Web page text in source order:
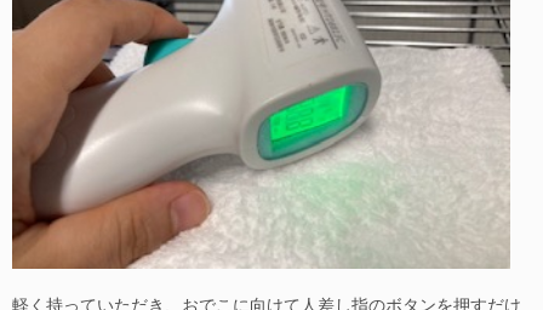
軽く持っていただき、おでこに向けて人差し指のボタンを押すだけ